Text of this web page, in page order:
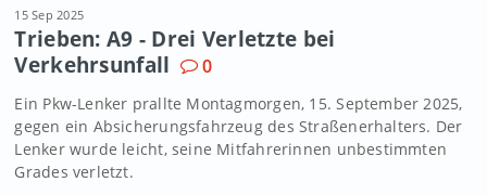
15 Sep 2025
Trieben: A9 - Drei Verletzte bei
Verkehrsunfall
0
Ein Pkw-Lenker prallte Montagmorgen, 15. September 2025,
gegen ein Absicherungsfahrzeug des Straßenerhalters. Der
Lenker wurde leicht, seine Mitfahrerinnen unbestimmten
Grades verletzt.